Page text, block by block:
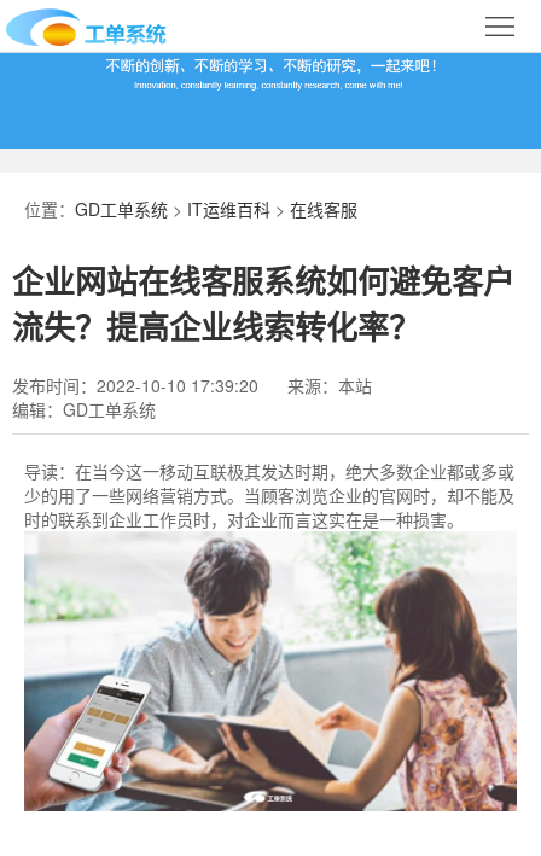
首
百
下
于
们
行
导
位置： GD工单系统 > IT运维百科 > 在线客服
企业网站在线客服系统如何避免客户
流失？提高企业线索转化率？
发布时间：2022-10-10 17:39:20
来源：本站
编辑：GD工单系统
导读： ​在当今这一移动互联极其发达时期，绝大多数企业都或多或
少的用了一些网络营销方式。当顾客浏览企业的官网时，却不能及
时的联系到企业工作员时，对企业而言这实在是一种损害。